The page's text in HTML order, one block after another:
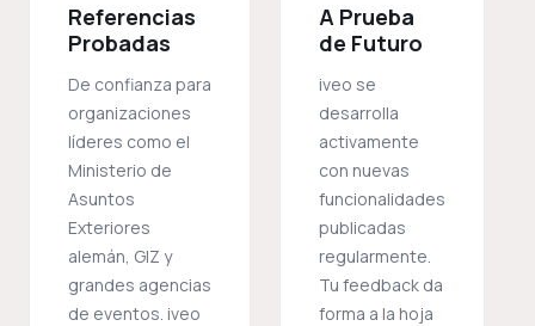
Referencias
Probadas
De confianza para
organizaciones
líderes como el
Ministerio de
Asuntos
Exteriores
alemán, GIZ y
grandes agencias
de eventos. iveo
A Prueba
de Futuro
iveo se
desarrolla
activamente
con nuevas
funcionalidades
publicadas
regularmente.
Tu feedback da
forma a la hoja